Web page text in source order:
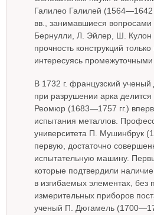
Галилео Галилей
вв., занимавшиеся вопросами
Бернулли, Л. Эйлер, Ш. Кулон
прочность конструкций
интересуясь
В 1732 г. французский ученый
при разрушении арка делится
Реомюр (1683—1757 гг.)
испытания металлов.
университета П. Мушинбрук
первую, достаточно
испытательную машину.
которые подтвердили
в изгибаемых элементах, без
измерительных приборов
ученый П. Дюгамель